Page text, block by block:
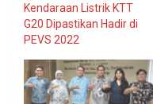
Kendaraan Listrik KTT
G20 Dipastikan Hadir di
PEVS 2022